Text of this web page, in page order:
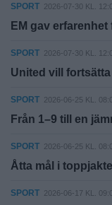
SPORT 2026-07-30 KL.
EM gav
SPORT 2026-07-30 KL.
United vill
SPORT 2026-06-25 KL.
Från 1–9 till en
SPORT 2026-06-25 KL.
Åtta mål i
SPORT 2026-06-17 KL.